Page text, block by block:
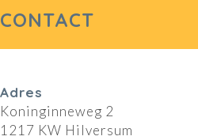
CONTACT
Adres
Koninginneweg 2
1217 KW Hilversum